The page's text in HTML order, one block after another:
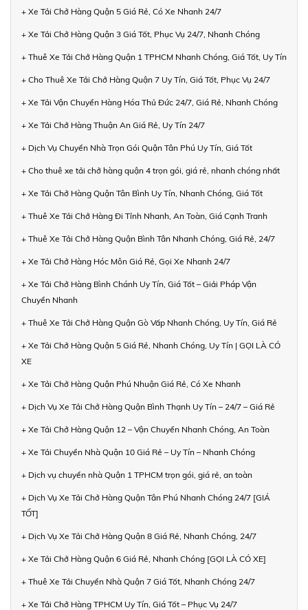
+ Xe Tải Chở Hàng Quận 5 Giá Rẻ, Có Xe Nhanh 24/7
+ Xe Tải Chở Hàng Quận 3 Giá Tốt, Phục Vụ 24/7, Nhanh Chóng
+ Thuê Xe Tải Chở Hàng Quận 1 TPHCM Nhanh Chóng, Giá Tốt, Uy Tín
+ Cho Thuê Xe Tải Chở Hàng Quận 7 Uy Tín, Giá Tốt, Phục Vụ 24/7
+ Xe Tải Vận Chuyển Hàng Hóa Thủ Đức 24/7, Giá Rẻ, Nhanh Chóng
+ Xe Tải Chở Hàng Thuận An Giá Rẻ, Uy Tín 24/7
+ Dịch Vụ Chuyển Nhà Trọn Gói Quận Tân Phú Uy Tín, Giá Tốt
+ Cho thuê xe tải chở hàng quận 4 trọn gói, giá rẻ, nhanh chóng nhất
+ Xe Tải Chở Hàng Quận Tân Bình Uy Tín, Nhanh Chóng, Giá Tốt
+ Thuê Xe Tải Chở Hàng Đi Tỉnh Nhanh, An Toàn, Giá Cạnh Tranh
+ Thuê Xe Tải Chở Hàng Quận Bình Tân Nhanh Chóng, Giá Rẻ, 24/7
+ Xe Tải Chở Hàng Hóc Môn Giá Rẻ, Gọi Xe Nhanh 24/7
+ Xe Tải Chở Hàng Bình Chánh Uy Tín, Giá Tốt – Giải Pháp Vận
Chuyển Nhanh
+ Thuê Xe Tải Chở Hàng Quận Gò Vấp Nhanh Chóng, Uy Tín, Giá Rẻ
+ Xe Tải Chở Hàng Quận 5 Giá Rẻ, Nhanh Chóng, Uy Tín | GỌI LÀ CÓ
XE
+ Xe Tải Chở Hàng Quận Phú Nhuận Giá Rẻ, Có Xe Nhanh
+ Dịch Vụ Xe Tải Chở Hàng Quận Bình Thạnh Uy Tín – 24/7 – Giá Rẻ
+ Xe Tải Chở Hàng Quận 12 – Vận Chuyển Nhanh Chóng, An Toàn
+ Xe Tải Chuyển Nhà Quận 10 Giá Rẻ – Uy Tín – Nhanh Chóng
+ Dịch vụ chuyển nhà Quận 1 TPHCM trọn gói, giá rẻ, an toàn
+ Dịch Vụ Xe Tải Chở Hàng Quận Tân Phú Nhanh Chóng 24/7 [GIÁ
TỐT]
+ Dịch Vụ Xe Tải Chở Hàng Quận 8 Giá Rẻ, Nhanh Chóng, 24/7
+ Xe Tải Chở Hàng Quận 6 Giá Rẻ, Nhanh Chóng [GỌI LÀ CÓ XE]
+ Thuê Xe Tải Chuyển Nhà Quận 7 Giá Tốt, Nhanh Chóng 24/7
+ Xe Tải Chở Hàng TPHCM Uy Tín, Giá Tốt – Phục Vụ 24/7